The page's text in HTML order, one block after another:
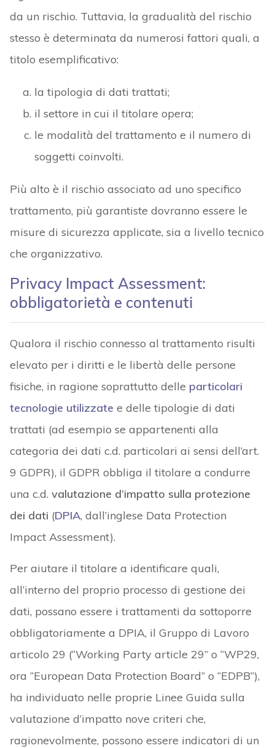
da un rischio. Tuttavia, la gradualità del rischio
stesso è determinata da numerosi fattori quali, a
titolo esemplificativo:
la tipologia di dati trattati;
il settore in cui il titolare opera;
le modalità del trattamento e il numero di
soggetti coinvolti.
Più alto è il rischio associato ad uno specifico
trattamento, più garantiste dovranno essere le
misure di sicurezza applicate, sia a livello tecnico
che organizzativo.
Privacy Impact Assessment:
obbligatorietà e contenuti
Qualora il rischio connesso al trattamento risulti
elevato per i diritti e le libertà delle persone
fisiche, in ragione soprattutto delle particolari
tecnologie utilizzate e delle tipologie di dati
trattati (ad esempio se appartenenti alla
categoria dei dati c.d. particolari ai sensi dell’art.
9 GDPR), il GDPR obbliga il titolare a condurre
una c.d. valutazione d’impatto sulla protezione
dei dati (DPIA, dall’inglese Data Protection
Impact Assessment).
Per aiutare il titolare a identificare quali,
all’interno del proprio processo di gestione dei
dati, possano essere i trattamenti da sottoporre
obbligatoriamente a DPIA, il Gruppo di Lavoro
articolo 29 (“Working Party article 29” o “WP29,
ora “European Data Protection Board” o “EDPB”),
ha individuato nelle proprie Linee Guida sulla
valutazione d’impatto nove criteri che,
ragionevolmente, possono essere indicatori di un